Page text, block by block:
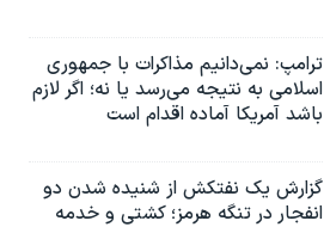
ترامپ: نمی‌دانیم مذاکرات با جمهوری
اسلامی به نتیجه می‌رسد یا نه؛ اگر لازم
باشد آمریکا آماده اقدام است
گزارش یک نفتکش از شنیده شدن دو
انفجار در تنگه هرمز؛ کشتی و خدمه